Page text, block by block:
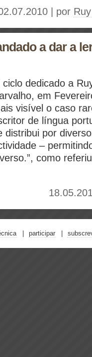
| por
a dar a
ciclo dedicado a
em
visível o caso
de língua
distribui por
–
como
participar